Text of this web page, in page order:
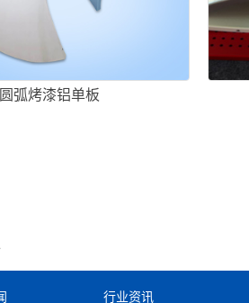
弧烤漆铝单板
行业资讯